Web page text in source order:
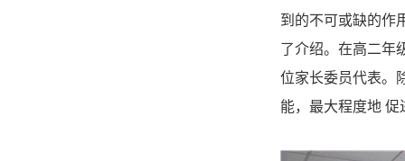
到的不可或缺的作
了介绍。在高二年
位家长委员代表。
能，最大程度地